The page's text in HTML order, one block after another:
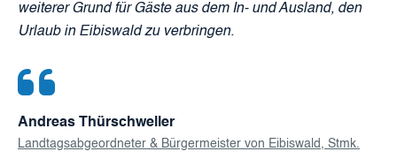
Andreas Thürschweller
Landtagsabgeordneter & Bürgermeister von Eibiswald, Stmk.
weiterer Grund für Gäste aus dem In- und Ausland, den
Urlaub in Eibiswald zu verbringen.